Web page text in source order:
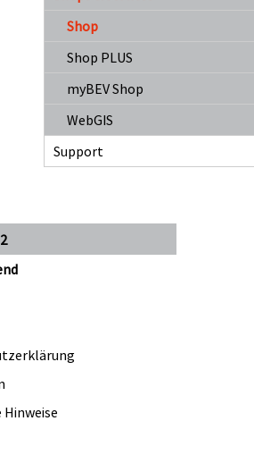
Shop
Shop PLUS
myBEV Shop
WebGIS
Support